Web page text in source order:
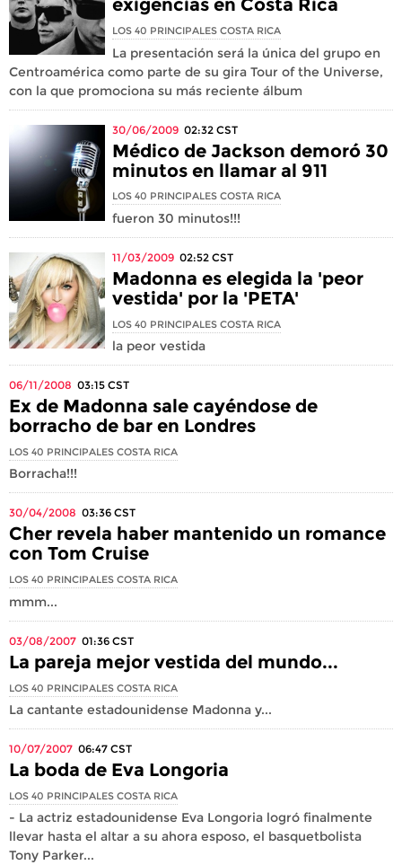
exigencias en Costa Rica
LOS 40 PRINCIPALES COSTA RICA
La presentación será la única del grupo en
Centroamérica como parte de su gira Tour of the Universe,
con la que promociona su más reciente álbum
30/06/2009 02:32 CST
Médico de Jackson demoró 30
minutos en llamar al 911
LOS 40 PRINCIPALES COSTA RICA
fueron 30 minutos!!!
11/03/2009 02:52 CST
Madonna es elegida la 'peor
vestida' por la 'PETA'
LOS 40 PRINCIPALES COSTA RICA
la peor vestida
06/11/2008 03:15 CST
Ex de Madonna sale cayéndose de
borracho de bar en Londres
LOS 40 PRINCIPALES COSTA RICA
Borracha!!!
30/04/2008 03:36 CST
Cher revela haber mantenido un romance
con Tom Cruise
LOS 40 PRINCIPALES COSTA RICA
mmm...
03/08/2007 01:36 CST
La pareja mejor vestida del mundo...
LOS 40 PRINCIPALES COSTA RICA
La cantante estadounidense Madonna y...
10/07/2007 06:47 CST
La boda de Eva Longoria
LOS 40 PRINCIPALES COSTA RICA
- La actriz estadounidense Eva Longoria logró finalmente
llevar hasta el altar a su ahora esposo, el basquetbolista
Tony Parker...